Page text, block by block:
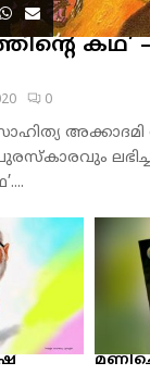
0
സാഹിത്യ